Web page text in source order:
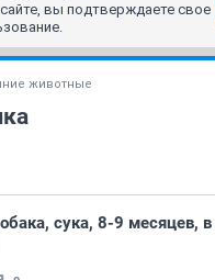
вы подтверждаете свое
животные
сука, 8-9 месяцев,